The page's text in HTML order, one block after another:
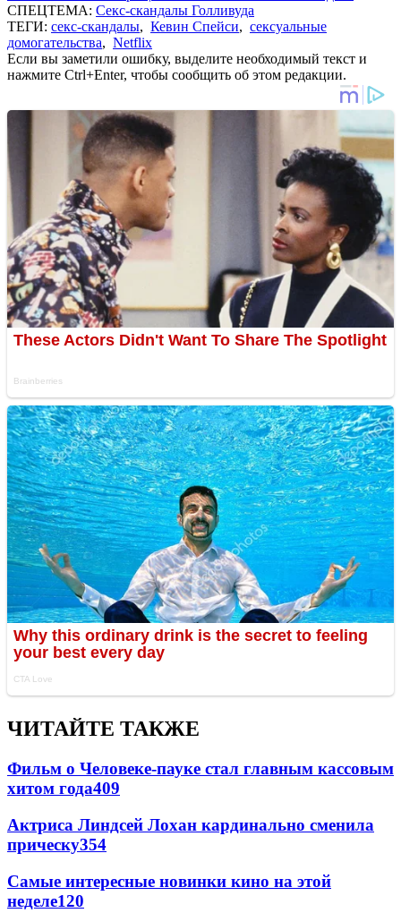
СПЕЦТЕМА: Секс-скандалы Голливуда
ТЕГИ: секс-скандалы, Кевин Спейси, сексуальные
домогательства, Netflix
Если вы заметили ошибку, выделите необходимый текст и
нажмите Ctrl+Enter, чтобы сообщить об этом редакции.
ЧИТАЙТЕ ТАКЖЕ
Фильм о Человеке-пауке стал главным кассовым
хитом года409
Актриса Линдсей Лохан кардинально сменила
прическу354
Самые интересные новинки кино на этой
неделе120